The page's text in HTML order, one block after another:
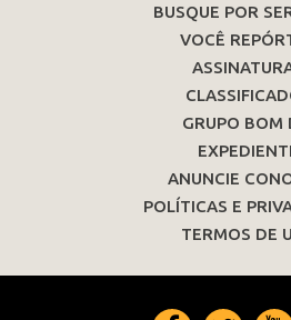
BUSQUE POR
VOCÊ
GRUPO BOM
ANUNCIE
POLÍTICAS E
TERMOS DE